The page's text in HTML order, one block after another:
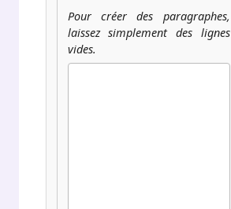
Pour créer des paragraphes,
laissez simplement des lignes
vides.